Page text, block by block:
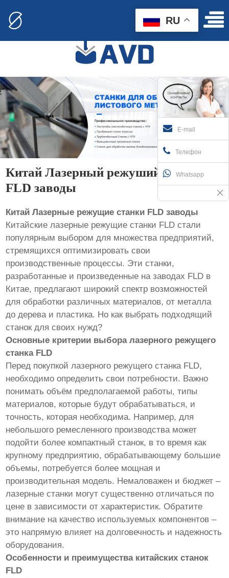
Китай Лазерный режуший станок
FLD заводы
Китай Лазерные режущие станки FLD заводы
Китайские лазерные режущие станки FLD стали
популярным выбором для множества предприятий,
стремящихся оптимизировать свои
производственные процессы. Эти станки,
разработанные и произведенные на заводах FLD в
Китае, предлагают широкий спектр возможностей
для обработки различных материалов, от металла
до дерева и пластика. Но как выбрать подходящий
станок для своих нужд?
Основные критерии выбора лазерного режущего
станка FLD
Перед покупкой лазерного режущего станка FLD,
необходимо определить свои потребности. Важно
понимать объём предполагаемой работы, типы
материалов, которые будут обрабатываться, и
точность, которая необходима. Например, для
небольшого ремесленного производства может
подойти более компактный станок, в то время как
крупному предприятию, обрабатывающему большие
объемы, потребуется более мощная и
производительная модель. Немаловажен и бюджет –
лазерные станки могут существенно отличаться по
цене в зависимости от характеристик. Обратите
внимание на качество используемых компонентов –
это напрямую влияет на долговечность и надежность
оборудования.
Особенности и преимущества китайских станок
FLD
E-mail
Телефон
Whatsapp
RU